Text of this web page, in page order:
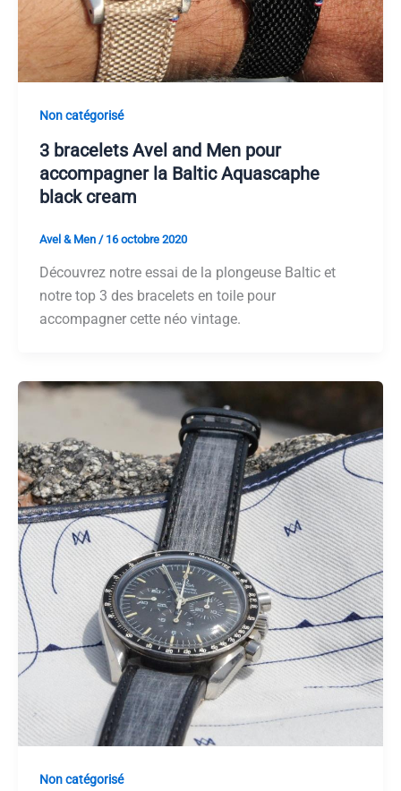
Non catégorisé
3 bracelets Avel and Men pour
accompagner la Baltic Aquascaphe
black cream
Avel & Men / 16 octobre 2020
Découvrez notre essai de la plongeuse Baltic et
notre top 3 des bracelets en toile pour
accompagner cette néo vintage.
Non catégorisé